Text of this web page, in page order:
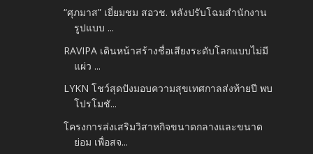
“ศุภมาส” เยี่ยมชม สอวช. หลังปรับโฉมสำนักงาน
รูปแบบ ...
RAVIPA เดินหน้าสร้างชื่อเสียงระดับโลกแบบไม่มี
แผ่ว ...
LYKN โชว์สุดปังมอบความสุขเทศกาลส่งท้ายปี พบ
โปรโมชั...
โครงการส่งเสริมวิสาหกิจขนาดกลางและขนาด
ย่อม เพื่อสจ...